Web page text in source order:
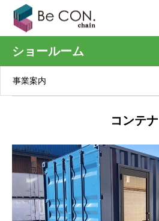
ショールーム
事業案内
コンテナ